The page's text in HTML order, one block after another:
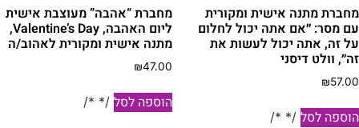
מתנה אישית ומקורית
מסר: ״אם אתה יכול לחלום
זה, אתה יכול לעשות את
וולט דיסני
₪
לסל /* */
מחברת “אהבה” מעוצבת אישית
ליום האהבה, Valentine’s Day,
מתנה אישית ומקורית לאהוב/ה
₪47.00
הוספה לסל /* */